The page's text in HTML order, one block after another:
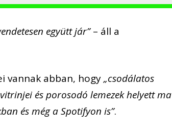
együtt jár”– áll a
vannak abban, hogy„csodálatos
és porosodó lemezek helyett ma
és még a Spotifyon is”.